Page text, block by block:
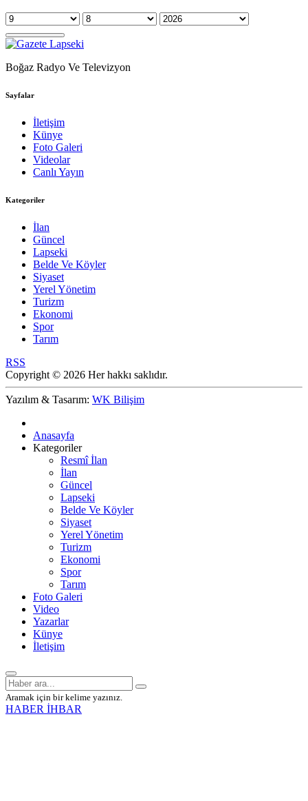
Boğaz Radyo Ve Televizyon
Sayfalar
İletişim
Künye
Foto Galeri
Videolar
Canlı Yayın
Kategoriler
İlan
Güncel
Lapseki
Belde Ve Köyler
Siyaset
Yerel Yönetim
Turizm
Ekonomi
Spor
Tarım
RSS
Copyright © 2026 Her hakkı saklıdır.
Yazılım & Tasarım: WK Bilişim
Anasayfa
Kategoriler
Resmî İlan
İlan
Güncel
Lapseki
Belde Ve Köyler
Siyaset
Yerel Yönetim
Turizm
Ekonomi
Spor
Tarım
Foto Galeri
Video
Yazarlar
Künye
İletişim
Aramak için bir kelime yazınız.
HABER İHBAR